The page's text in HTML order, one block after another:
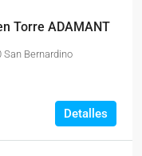
Torre ADAMANT
San Bernardino
Detalles